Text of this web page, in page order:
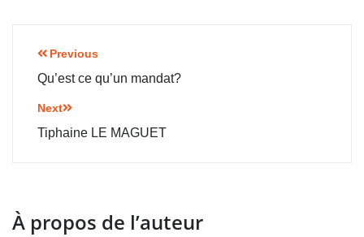
Previous
Qu’est ce qu’un mandat?
Next
Tiphaine LE MAGUET
À propos de l’auteur